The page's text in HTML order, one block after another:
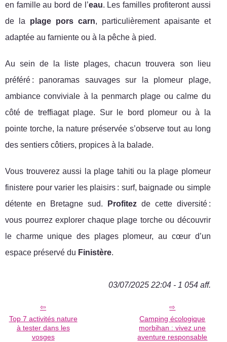
en famille au bord de l’eau. Les familles profiteront aussi
de la plage pors carn, particulièrement apaisante et
adaptée au farniente ou à la pêche à pied.
Au sein de la liste plages, chacun trouvera son lieu
préféré : panoramas sauvages sur la plomeur plage,
ambiance conviviale à la penmarch plage ou calme du
côté de treffiagat plage. Sur le bord plomeur ou à la
pointe torche, la nature préservée s’observe tout au long
des sentiers côtiers, propices à la balade.
Vous trouverez aussi la plage tahiti ou la plage plomeur
finistere pour varier les plaisirs : surf, baignade ou simple
détente en Bretagne sud.
Profitezde cette diversité :
vous pourrez explorer chaque plage torche ou découvrir
le charme unique des plages plomeur, au cœur d’un
espace préservé du Finistère.
03/07/2025 22:04 - 1 054 aff.
Top 7 activités nature
à tester dans les
vosges
Camping écologique
morbihan : vivez une
aventure responsable